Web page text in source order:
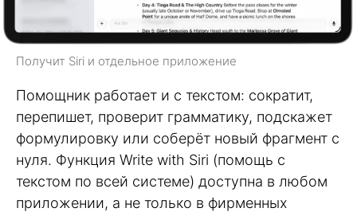
Получит Siri и отдельное приложение
Помощник работает и с текстом: сократит,
перепишет, проверит грамматику, подскажет
формулировку или соберёт новый фрагмент с
нуля. Функция Write with Siri (помощь с
текстом по всей системе) доступна в любом
приложении, а не только в фирменных